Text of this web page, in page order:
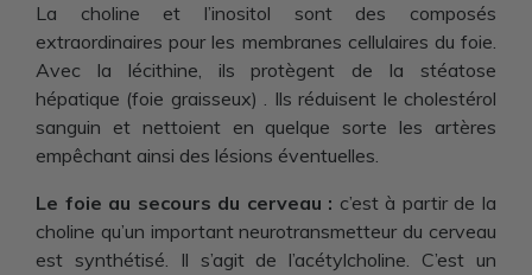
La choline et l’inositol sont des composés
extraordinaires pour les membranes cellulaires du foie.
Avec la lécithine, ils protègent de la stéatose
hépatique (foie graisseux) . Ils réduisent le cholestérol
sanguin et nettoient en quelque sorte les artères
empêchant ainsi des lésions éventuelles.
Le foie au secours du cerveau : c’est à partir de la
choline qu’un important neurotransmetteur du cerveau
est synthétisé. Il s’agit de l’acétylcholine. C’est un